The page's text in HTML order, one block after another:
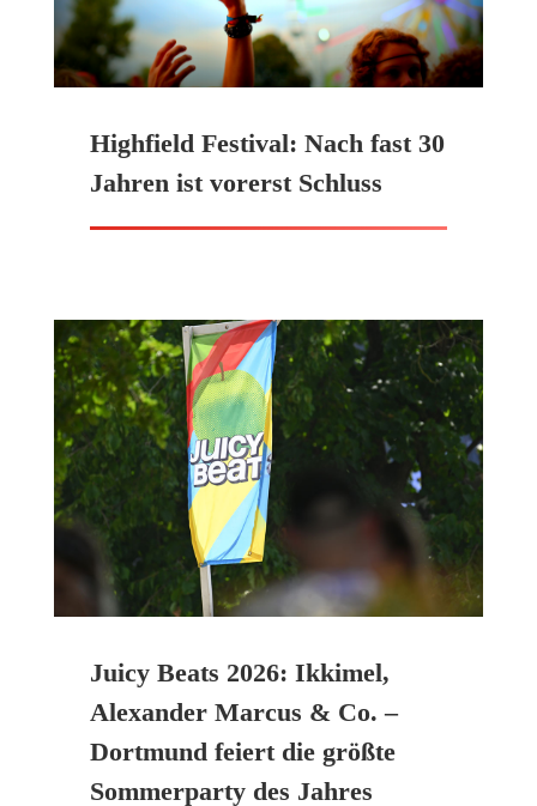
Highfield Festival: Nach fast 30
Jahren ist vorerst Schluss
Juicy Beats 2026: Ikkimel,
Alexander Marcus & Co. –
Dortmund feiert die größte
Sommerparty des Jahres